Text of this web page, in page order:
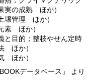
実の成熟 ほか）
壌管理 ほか）
素 ほか）
と目的；整枝やせん定時
ほか）
ほか）
BOOKデータベース」 より